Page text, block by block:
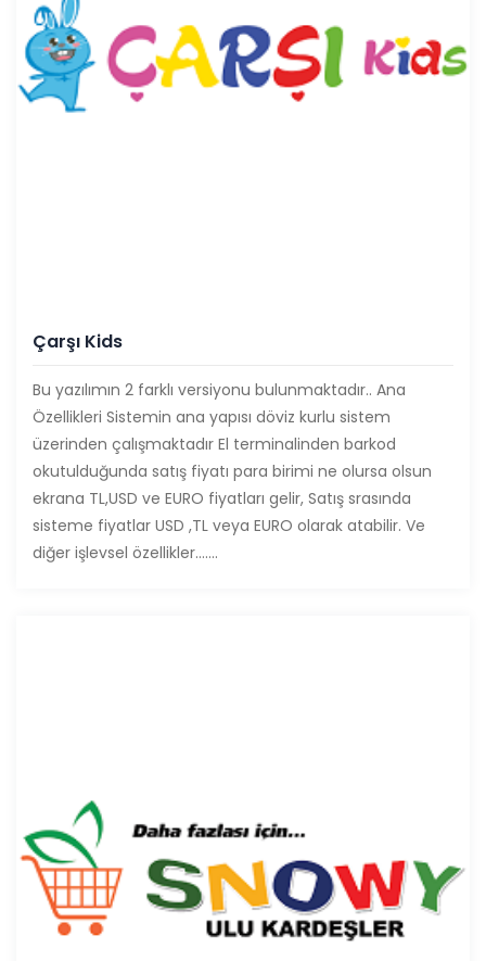
Çarşı Kids
Bu yazılımın 2 farklı versiyonu bulunmaktadır.. Ana
Özellikleri Sistemin ana yapısı döviz kurlu sistem
üzerinden çalışmaktadır El terminalinden barkod
okutulduğunda satış fiyatı para birimi ne olursa olsun
ekrana TL,USD ve EURO fiyatları gelir, Satış srasında
sisteme fiyatlar USD ,TL veya EURO olarak atabilir. Ve
diğer işlevsel özellikler…….